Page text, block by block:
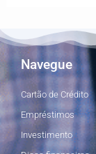
Navegue
Cartão de Crédito
Empréstimos
Investimento